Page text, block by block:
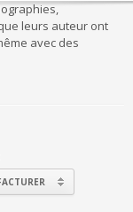
leurs auteur ont
avec des